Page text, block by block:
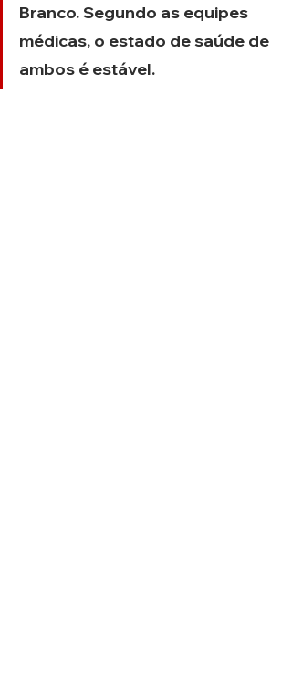
Branco. Segundo as equipes
médicas, o estado de saúde de
ambos é estável.